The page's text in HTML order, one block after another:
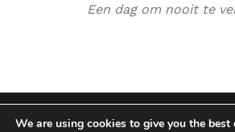
Een dag om nooit te
We are using cookies to give you the best